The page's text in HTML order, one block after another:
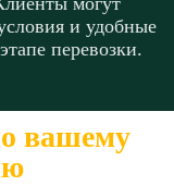
и удобные
перевозки.
вашему